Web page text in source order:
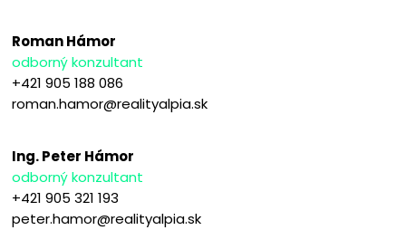
Roman Hámor
odborný konzultant
+421 905 188 086
roman.hamor@realityalpia.sk
Ing. Peter Hámor
odborný konzultant
+421 905 321 193
peter.hamor@realityalpia.sk